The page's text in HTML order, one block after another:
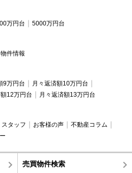
万円台 5000万円台
件情報
9万円台
月々返済額10万円台
12万円台 月々返済額13万円台
スタッフ お客様の声
不動産コラム
売買物件検索